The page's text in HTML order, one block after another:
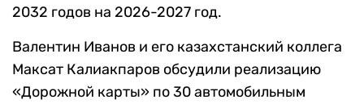
2032 годов на 2026-2027 год.
Валентин Иванов и его казахстанский коллега
Максат Калиакпаров обсудили реализацию
«Дорожной карты» по 30 автомобильным